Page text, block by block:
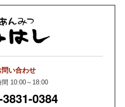
問い合わせ
間 10:00～18:00
0384